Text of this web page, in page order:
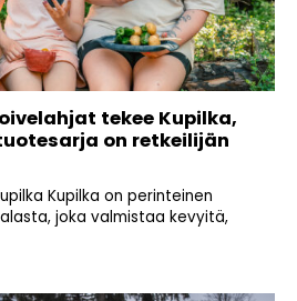
tekee Kupilka,
on retkeilijän
Kupilka on perinteinen
joka valmistaa kevyitä,